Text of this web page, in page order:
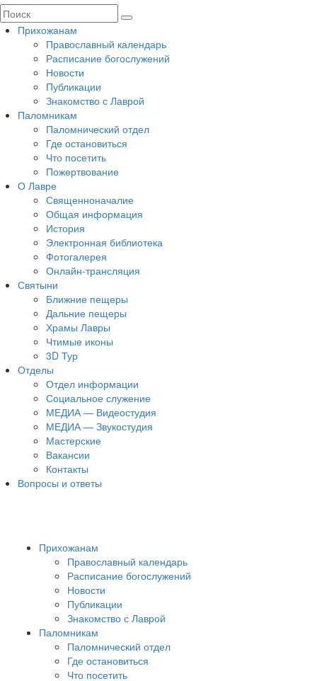
Прихожанам
Православный календарь
Расписание богослужений
Новости
Публикации
Знакомство с Лаврой
Паломникам
Паломнический отдел
Где остановиться
Что посетить
Пожертвование
О Лавре
Священноначалие
Общая информация
История
Электронная библиотека
Фотогалерея
Онлайн-трансляция
Святыни
Ближние пещеры
Дальние пещеры
Храмы Лавры
Чтимые иконы
3D Тур
Отделы
Отдел информации
Социальное служение
МЕДИА — Видеостудия
МЕДИА — Звукостудия
Мастерские
Вакансии
Контакты
Вопросы и ответы
Прихожанам
Православный календарь
Расписание богослужений
Новости
Публикации
Знакомство с Лаврой
Паломникам
Паломнический отдел
Где остановиться
Что посетить